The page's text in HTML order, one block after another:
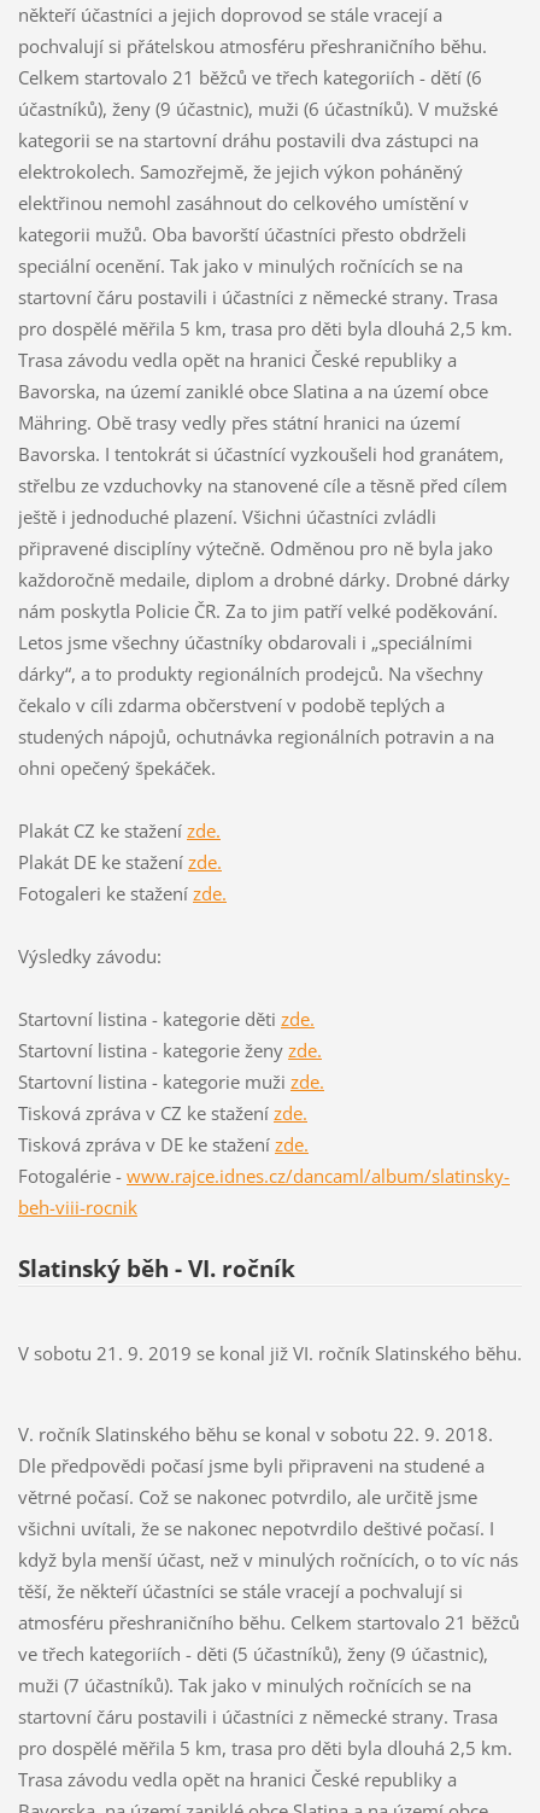
někteří účastníci a jejich doprovod se stále vracejí a
pochvalují si přátelskou atmosféru přeshraničního běhu.
Celkem startovalo 21 běžců ve třech kategoriích - dětí (6
účastníků), ženy (9 účastnic), muži (6 účastníků). V mužské
kategorii se na startovní dráhu postavili dva zástupci na
elektrokolech. Samozřejmě, že jejich výkon poháněný
elektřinou nemohl zasáhnout do celkového umístění v
kategorii mužů. Oba bavorští účastníci přesto obdrželi
speciální ocenění. Tak jako v minulých ročnících se na
startovní čáru postavili i účastníci z německé strany. Trasa
pro dospělé měřila 5 km, trasa pro děti byla dlouhá 2,5 km.
Trasa závodu vedla opět na hranici České republiky a
Bavorska, na území zaniklé obce Slatina a na území obce
Mähring. Obě trasy vedly přes státní hranici na území
Bavorska. I tentokrát si účastnící vyzkoušeli hod granátem,
střelbu ze vzduchovky na stanovené cíle a těsně před cílem
ještě i jednoduché plazení. Všichni účastníci zvládli
připravené disciplíny výtečně. Odměnou pro ně byla jako
každoročně medaile, diplom a drobné dárky. Drobné dárky
nám poskytla Policie ČR. Za to jim patří velké poděkování.
Letos jsme všechny účastníky obdarovali i „speciálními
dárky“, a to produkty regionálních prodejců. Na všechny
čekalo v cíli zdarma občerstvení v podobě teplých a
studených nápojů, ochutnávka regionálních potravin a na
ohni opečený špekáček.
Plakát CZ ke stažení zde.
Plakát DE ke stažení zde.
Fotogaleri ke stažení zde.
Výsledky závodu:
Startovní listina - kategorie děti zde.
Startovní listina - kategorie ženy zde.
Startovní listina - kategorie muži zde.
Tisková zpráva v CZ ke stažení zde.
Tisková zpráva v DE ke stažení zde.
Fotogalérie - www.rajce.idnes.cz/dancaml/album/slatinsky-
beh-viii-rocnik
Slatinský běh - VI. ročník
V sobotu 21. 9. 2019 se konal již VI. ročník Slatinského běhu.
V. ročník Slatinského běhu se konal v sobotu 22. 9. 2018.
Dle předpovědi počasí jsme byli připraveni na studené a
větrné počasí. Což se nakonec potvrdilo, ale určitě jsme
všichni uvítali, že se nakonec nepotvrdilo deštivé počasí. I
když byla menší účast, než v minulých ročnících, o to víc nás
těší, že někteří účastníci se stále vracejí a pochvalují si
atmosféru přeshraničního běhu. Celkem startovalo 21 běžců
ve třech kategoriích - děti (5 účastníků), ženy (9 účastnic),
muži (7 účastníků). Tak jako v minulých ročnících se na
startovní čáru postavili i účastníci z německé strany. Trasa
pro dospělé měřila 5 km, trasa pro děti byla dlouhá 2,5 km.
Trasa závodu vedla opět na hranici České republiky a